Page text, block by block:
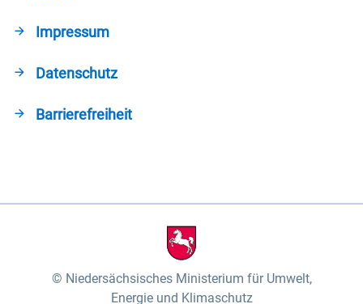
Impressum
Datenschutz
Barrierefreiheit
Niedersächsisches Ministerium für Umwelt,
Energie und Klimaschutz